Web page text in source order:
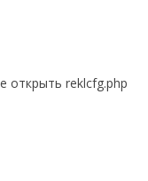
открыть reklcfg.php